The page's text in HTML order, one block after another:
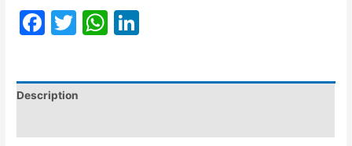
Facebook
TwitterWhatsApp
Description